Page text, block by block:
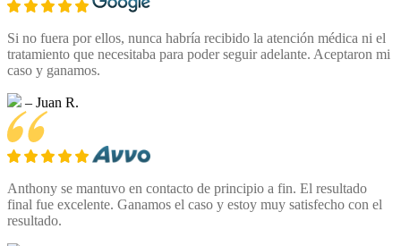
Si no fuera por ellos, nunca habría recibido la atención médica ni el
tratamiento que necesitaba para poder seguir adelante. Aceptaron mi
caso y ganamos.
– Juan R.
Anthony se mantuvo en contacto de principio a fin. El resultado
final fue excelente. Ganamos el caso y estoy muy satisfecho con el
resultado.